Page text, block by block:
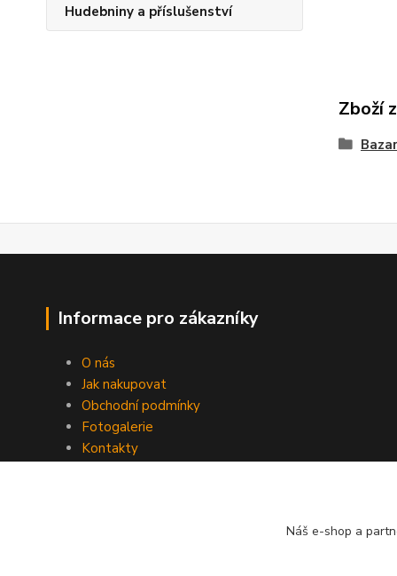
Hudebniny a příslušenství
Zboží
Informace pro zákazníky
O nás
Jak nakupovat
Obchodní podmínky
Fotogalerie
Kontakty
Náš e-shop a